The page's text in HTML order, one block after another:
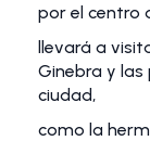
por el centro
llevará a
Ginebra y
ciudad,
como la